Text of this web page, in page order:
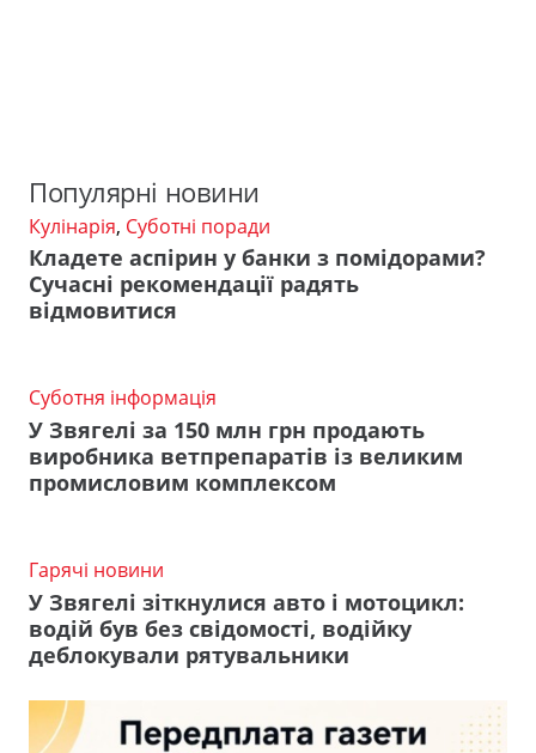
Популярні новини
Кулінарія, Суботні поради
Кладете аспірин у банки з помідорами?
Сучасні рекомендації радять
відмовитися
Суботня інформація
У Звягелі за 150 млн грн продають
виробника ветпрепаратів із великим
промисловим комплексом
Гарячі новини
У Звягелі зіткнулися авто і мотоцикл:
водій був без свідомості, водійку
деблокували рятувальники